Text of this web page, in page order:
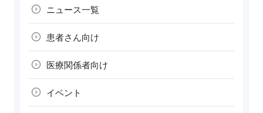
ニュース一覧
患者さん向け
医療関係者向け
イベント